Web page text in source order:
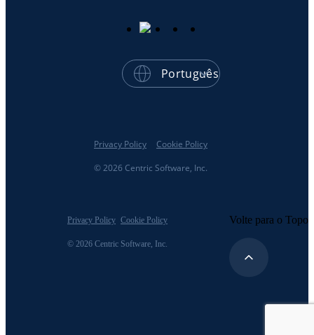
Português
© 2026 Centric Software, Inc.
Privacy Policy Cookie Policy
© 2026 Centric Software, Inc.
Privacy Policy Cookie Policy Volte para o Topo